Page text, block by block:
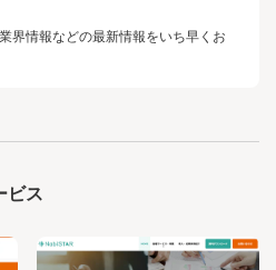
界情報などの最新情報をいち早くお
ビス